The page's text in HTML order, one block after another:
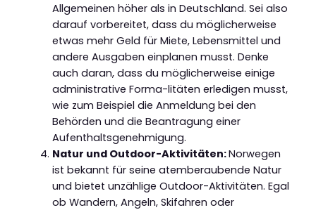
Allgemeinen höher als in Deutschland. Sei also
darauf vorbereitet, dass du möglicherweise
etwas mehr Geld für Miete, Lebensmittel und
andere Ausgaben einplanen musst. Denke
auch daran, dass du möglicherweise einige
administrative Forma-litäten erledigen musst,
wie zum Beispiel die Anmeldung bei den
Behörden und die Beantragung einer
Aufenthaltsgenehmigung.
Natur und Outdoor-Aktivitäten:Norwegen
ist bekannt für seine atemberaubende Natur
und bietet unzählige Outdoor-Aktivitäten. Egal
ob Wandern, Angeln, Skifahren oder